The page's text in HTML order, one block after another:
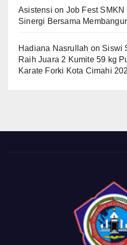
Asistensi on Job Fest
Sinergi Bersama
Hadiana Nasrullah on Siswi
Raih Juara 2 Kumite 59 kg
Karate Forki Kota Cimahi